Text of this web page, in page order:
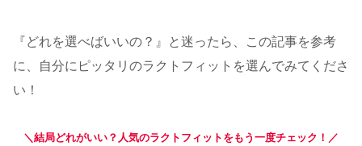
『どれを選べばいいの？』と迷ったら、この記事を参考
に、自分にピッタリのラクトフィットを選んでみてくださ
い！
＼結局どれがいい？人気のラクトフィットをもう一度チェック！／